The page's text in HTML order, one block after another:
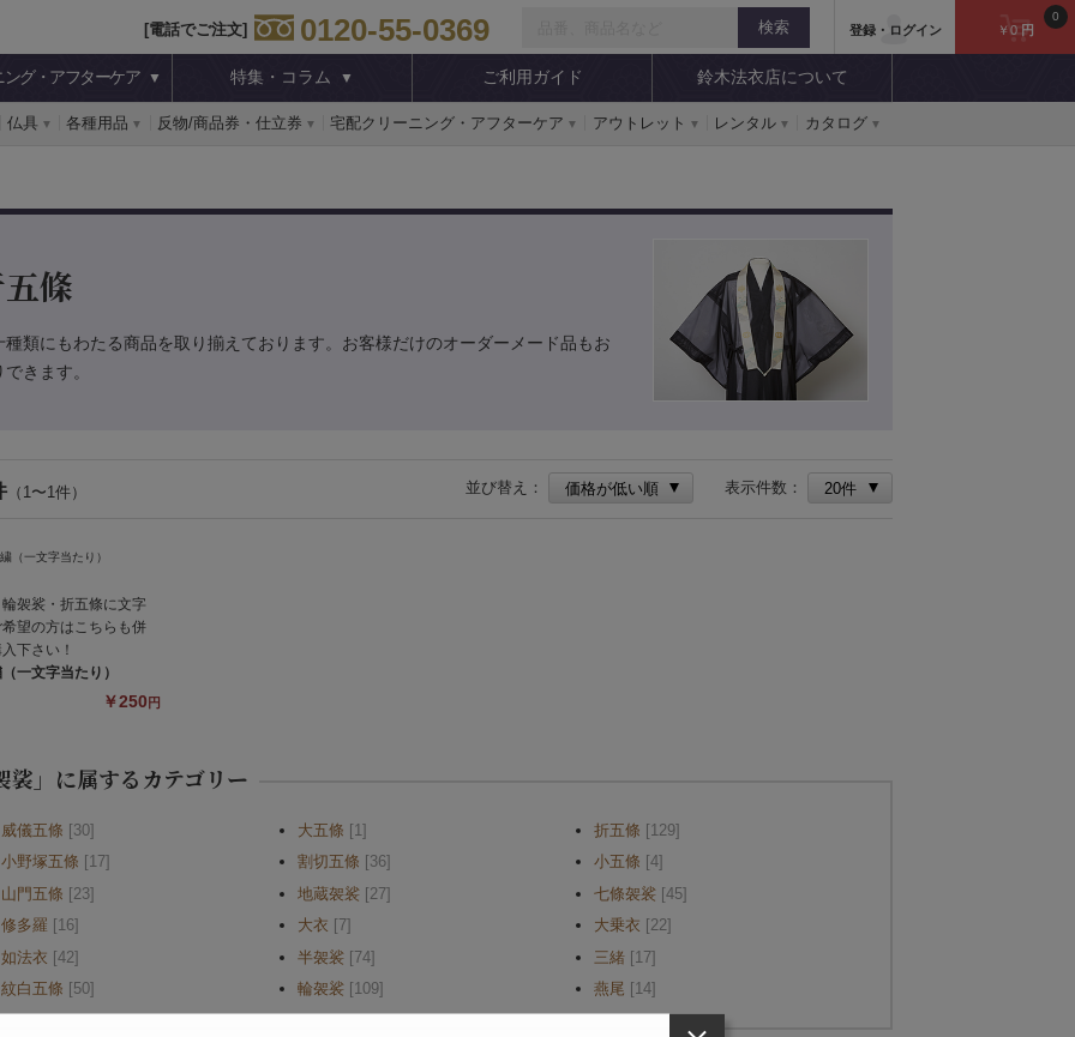
登録・ログイン ￥0円
0
[電話でご注文] 0120-55-0369
ング・アフターケア 特集・コラム ご利用ガイド 鈴木法衣店について
仏具 各種用品 反物/商品券・仕立券 宅配クリーニング・アフターケア アウトレット レンタル カタログ
條
種類にもわたる商品を取り揃えております。お客様だけのオーダーメード品もお
きます。
（1〜1件） 並び替え： 表示件数：
袈裟・折五條に文字
望の方はこちらも併
下さい！
一文字当たり）
￥250 円
裟」に属するカテゴリー
威儀五條 [30] 大五條 [1] 折五條 [129]
小野塚五條 [17] 割切五條 [36] 小五條 [4]
山門五條 [23] 地蔵袈裟 [27] 七條袈裟 [45]
修多羅 [16] 大衣 [7] 大乗衣 [22]
如法衣 [42] 半袈裟 [74] 三緒 [17]
紋白五條 [50] 輪袈裟 [109] 燕尾 [14]